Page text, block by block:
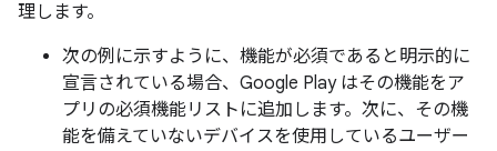
理します。
次の例に示すように、機能が必須であると明示的に
宣言されている場合、Google Play はその機能をア
プリの必須機能リストに追加します。次に、その機
能を備えていないデバイスを使用しているユーザー